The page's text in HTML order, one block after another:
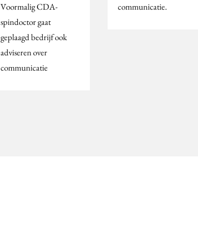
Voormalig CDA-
spindoctor gaat
geplaagd bedrijf ook
adviseren over
communicatie
communicatie.